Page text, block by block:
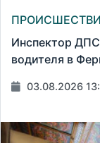
Инспектор ДПС
водителя в
03.08.2026